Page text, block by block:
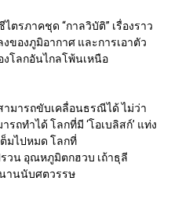
รภาคชุด “กาลวิบัติ” เรื่องราว
ของภูมิอากาศ และการเอาตัว
โลกอันไกลโพ้นเหนือ
ามารถขับเคลื่อนธรณีได้ ไม่ว่า
ถทำได้ โลกที่มี ‘โอเบลิสก์’ แท่ง
มไปหมด โลกที่
รวน อุณหภูมิตกฮวบ เถ้าธุลี
านนับศตวรรษ